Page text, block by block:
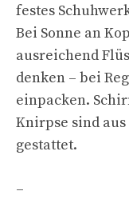
festes
Bei Sonne an
ausreichend
denken – bei
einpacken.
Knirpse sind
gestattet.
–